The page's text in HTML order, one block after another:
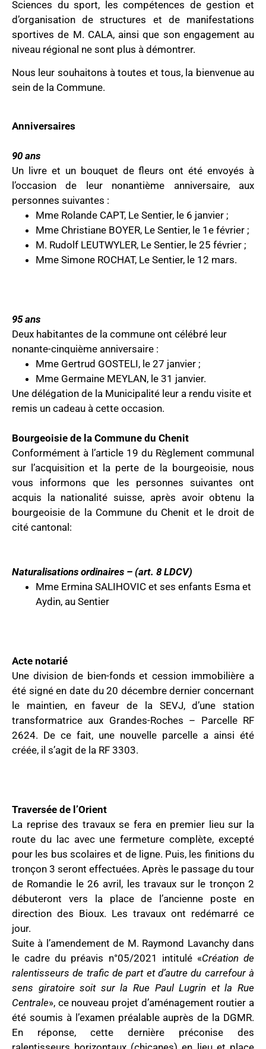
Sciences du sport, les compétences de gestion et
d’organisation de structures et de manifestations
sportives de M. CALA, ainsi que son engagement au
niveau régional ne sont plus à démontrer.
Nous leur souhaitons à toutes et tous, la bienvenue au
sein de la Commune.
Anniversaires
90 ans
Un livre et un bouquet de fleurs ont été envoyés à
l’occasion de leur nonantième anniversaire, aux
personnes suivantes :
Mme Rolande CAPT, Le Sentier, le 6 janvier ;
Mme Christiane BOYER, Le Sentier, le 1e février ;
M. Rudolf LEUTWYLER, Le Sentier, le 25 février ;
Mme Simone ROCHAT, Le Sentier, le 12 mars.
95 ans
Deux habitantes de la commune ont célébré leur
nonante-cinquième anniversaire :
Mme Gertrud GOSTELI, le 27 janvier ;
Mme Germaine MEYLAN, le 31 janvier.
Une délégation de la Municipalité leur a rendu visite et
remis un cadeau à cette occasion.
Bourgeoisie de la Commune du Chenit
Conformément à l’article 19 du Règlement communal
sur l’acquisition et la perte de la bourgeoisie, nous
vous informons que les personnes suivantes ont
acquis la nationalité suisse, après avoir obtenu la
bourgeoisie de la Commune du Chenit et le droit de
cité cantonal:
Naturalisations ordinaires – (art. 8 LDCV)
Mme Ermina SALIHOVIC et ses enfants Esma et
Aydin, au Sentier
Acte notarié
Une division de bien-fonds et cession immobilière a
été signé en date du 20 décembre dernier concernant
le maintien, en faveur de la SEVJ, d’une station
transformatrice aux Grandes-Roches – Parcelle RF
2624. De ce fait, une nouvelle parcelle a ainsi été
créée, il s’agit de la RF 3303.
Traversée de l’Orient
La reprise des travaux se fera en premier lieu sur la
route du lac avec une fermeture complète, excepté
pour les bus scolaires et de ligne. Puis, les finitions du
tronçon 3 seront effectuées. Après le passage du tour
de Romandie le 26 avril, les travaux sur le tronçon 2
débuteront vers la place de l’ancienne poste en
direction des Bioux. Les travaux ont redémarré ce
jour.
Suite à l’amendement de M. Raymond Lavanchy dans
le cadre du préavis n°05/2021 intitulé «Création de
ralentisseurs de trafic de part et d’autre du carrefour à
sens giratoire soit sur la Rue Paul Lugrin et la Rue
Centrale», ce nouveau projet d’aménagement routier a
été soumis à l’examen préalable auprès de la DGMR.
En réponse, cette dernière préconise des